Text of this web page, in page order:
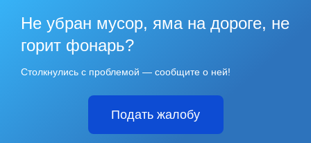
Не убран мусор, яма на дороге, не
горит фонарь?
Столкнулись с проблемой — сообщите о ней!
Подать жалобу